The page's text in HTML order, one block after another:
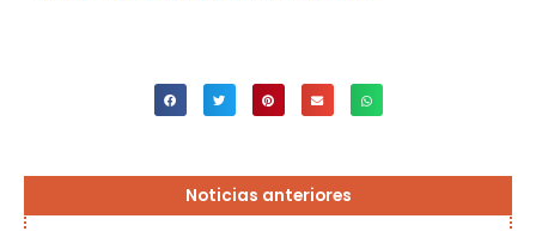
Noticias anteriores
Página
PáginaPáginaPágina
Página